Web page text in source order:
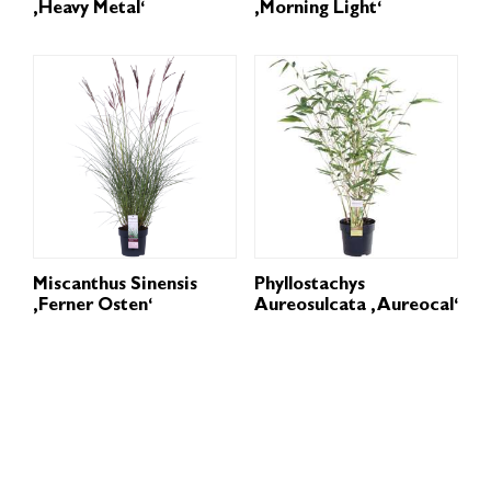
‚Heavy Metal‘
‚Morning Light‘
Miscanthus Sinensis
‚Ferner Osten‘
Phyllostachys
Aureosulcata ‚Aureocal‘